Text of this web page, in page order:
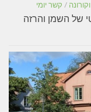
/ קשר יומי
של השמן והרזה